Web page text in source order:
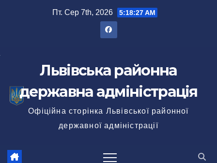
Пт. Сер 7th, 2026 5:18:28 AM
Львівська районна
державна адміністрація
Офіційна сторінка Львівської районної
державної адміністрації